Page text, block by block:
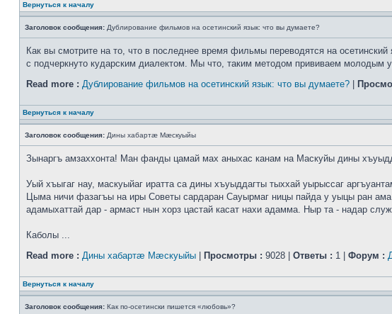
Вернуться к началу
Заголовок сообщения: Дублирование фильмов на осетинский язык: что вы думаете?
Как вы смотрите на то, что в последнее время фильмы переводятся на
с подчеркнуто кударским диалектом. Мы что, таким методом прививаем молодым
Read more : Дублирование фильмов на осетинский язык: что вы думаете?
Вернуться к началу
Заголовок сообщения: Дины хабартæ Мæскуыйы
Зынаргъ амзаххонта! Ман фанды цамай мах аныхас канам на Маскуйы дины
Уый хъыгаг нау, маскуыйаг иратта са дины хъуыддагты тыххай уырыссаг
Цыма ничи фазагъы на иры Советы сардаран Сауырмаг ницы пайда у уыцы ран
адамыхаттай дар - армаст нын хорз цастай касат нахи адамма. Ныр та - надар
Каболы ...
Read more : Дины хабартæ Мæскуыйы Просмотры : 9028 | Ответы : 1 | Форум :
Вернуться к началу
Заголовок сообщения: Как по-осетински пишется «любовь»?